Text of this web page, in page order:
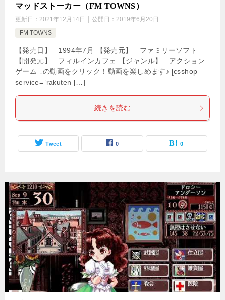
マッドストーカー（FM TOWNS）
更新日： 2021年12月14日 公開日： 2019年6月20日
FM TOWNS
【発売日】 1994年7月 【発売元】 ファミリーソフト
【開発元】 フィルインカフェ 【ジャンル】 アクション
ゲーム ↓の動画をクリック！動画を楽しめます♪ [csshop
service=”rakuten […]
続きを読む
Tweet 0 0